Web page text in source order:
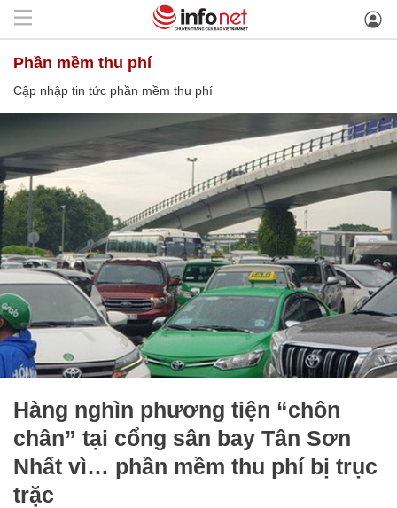
phần mềm thu phí
Cập nhập tin tức phần mềm thu phí
Hàng nghìn phương tiện “chôn
chân” tại cổng sân bay Tân Sơn
Nhất vì… phần mềm thu phí bị trục
trặc